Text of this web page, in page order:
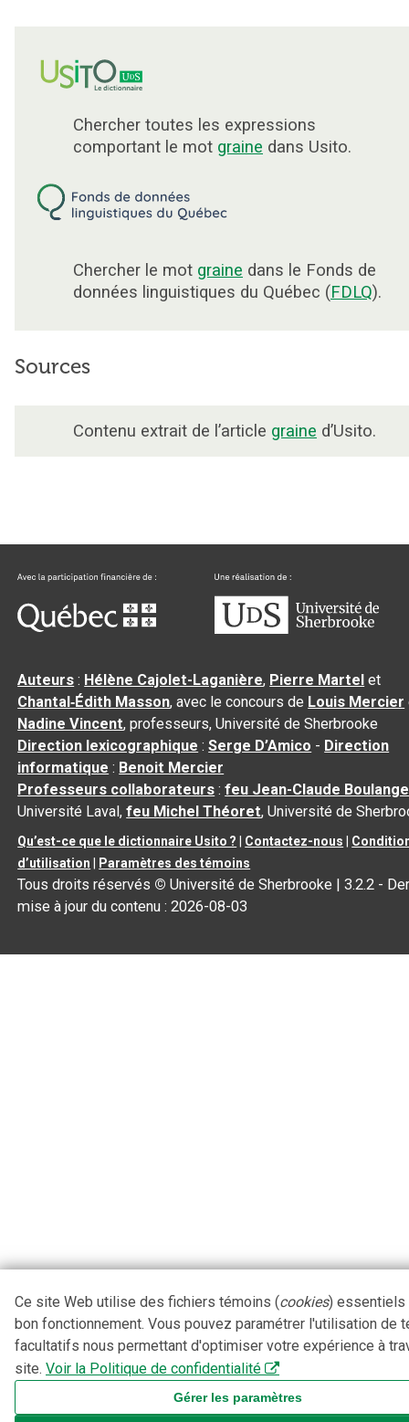
Chercher toutes les expressions
comportant le mot graine dans Usito.
Chercher le mot graine dans le Fonds de
données linguistiques du Québec (FDLQ).
Sources
Contenu extrait de l’article graine d’Usito.
Auteurs : Hélène Cajolet-Laganière, Pierre Martel et
Chantal‑Édith Masson, avec le concours de Louis Mercier
Nadine Vincent, professeurs, Université de Sherbrooke
Direction lexicographique :Serge D’Amico - Direction
informatique : Benoit Mercier
Professeurs collaborateurs :feu Jean-Claude
Université Laval,feu Michel Théoret, Université de
Qu’est-ce que le dictionnaire Usito ? Contactez-nous
d’utilisation
Paramètres des témoins
Tous droits réservés © Université de Sherbrooke |3.2.2 -
mise à jour du contenu :2026-08-03
Ce site Web utilise des fichiers témoins (cookies) essentiels
bon fonctionnement. Vous pouvez paramétrer l'utilisation de
facultatifs nous permettant d'optimiser votre expérience à
site. Voir la Politique de confidentialité
Gérer les paramètres